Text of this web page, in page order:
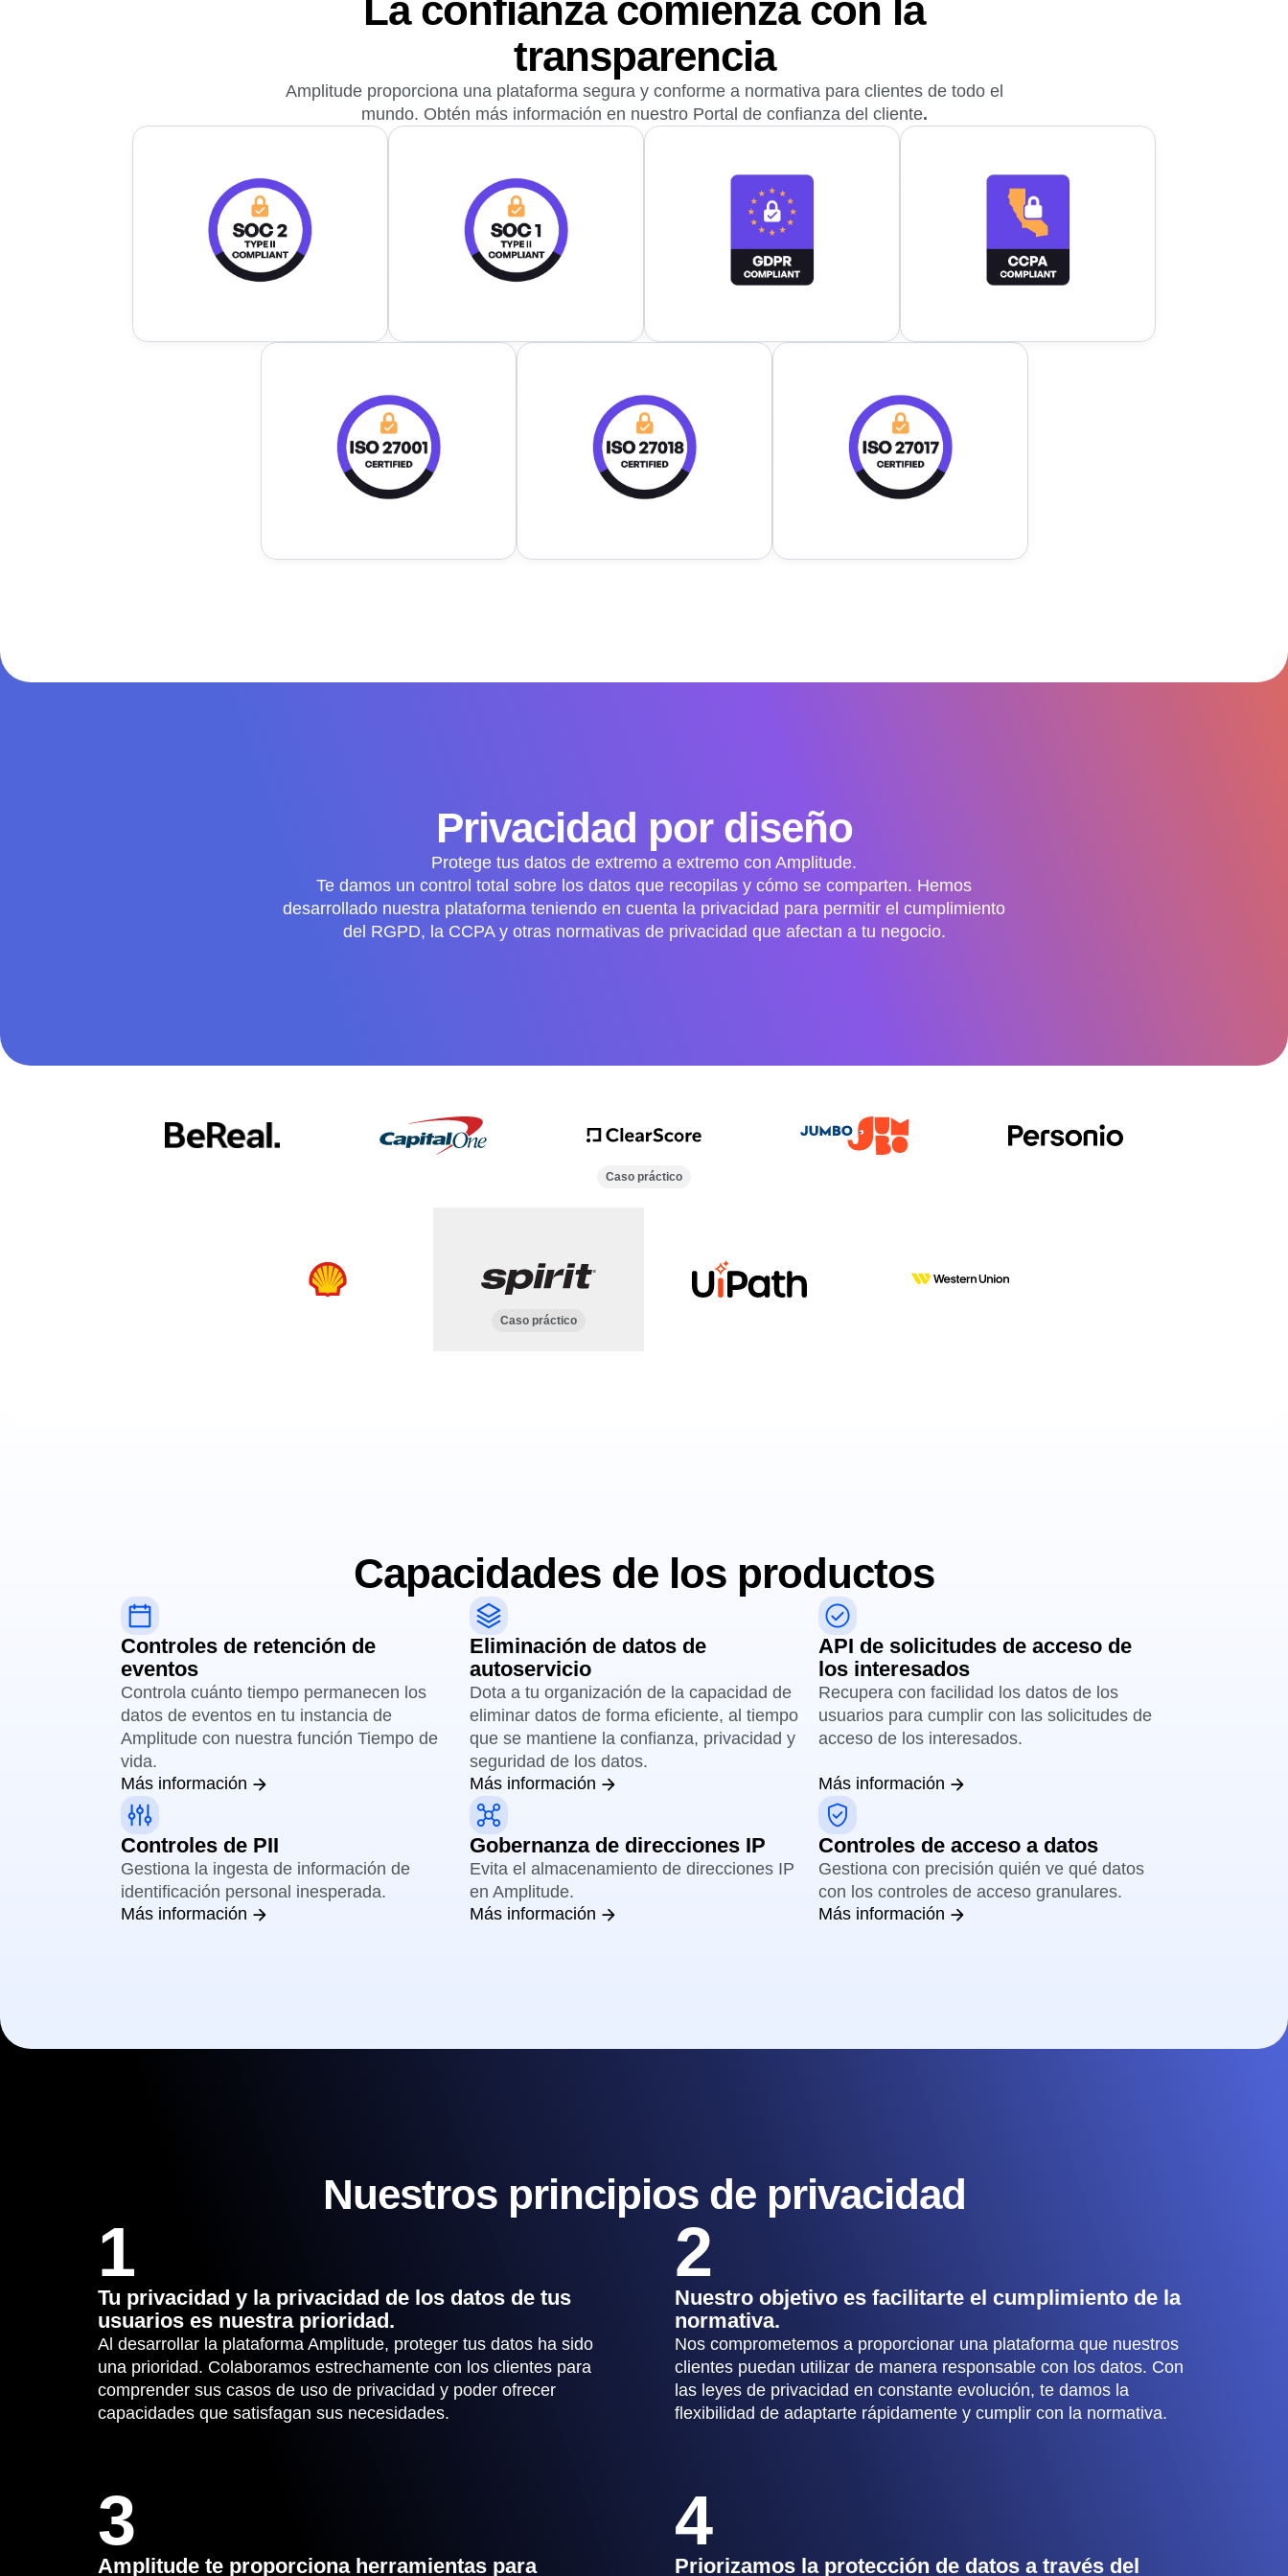
La confianza comienza con la
transparencia
Amplitude proporciona una plataforma segura y conforme a normativa para clientes de todo el
mundo. Obtén más información en nuestro Portal de confianza del cliente.
Privacidad por diseño
Protege tus datos de extremo a extremo con Amplitude.
Te damos un control total sobre los datos que recopilas y cómo se comparten. Hemos
desarrollado nuestra plataforma teniendo en cuenta la privacidad para permitir el cumplimiento
del RGPD, la CCPA y otras normativas de privacidad que afectan a tu negocio.
Caso práctico
Caso práctico
Capacidades de los productos
Controles de retención de
eventos
Controla cuánto tiempo permanecen los
datos de eventos en tu instancia de
Amplitude con nuestra función Tiempo de
vida.
Más información
Eliminación de datos de
autoservicio
Dota a tu organización de la capacidad de
eliminar datos de forma eficiente, al tiempo
que se mantiene la confianza, privacidad y
seguridad de los datos.
Más información
API de solicitudes de acceso de
los interesados
Recupera con facilidad los datos de los
usuarios para cumplir con las solicitudes de
acceso de los interesados.
Más información
Controles de PII
Gestiona la ingesta de información de
identificación personal inesperada.
Más información
Gobernanza de direcciones IP
Evita el almacenamiento de direcciones IP
en Amplitude.
Más información
Controles de acceso a datos
Gestiona con precisión quién ve qué datos
con los controles de acceso granulares.
Más información
Nuestros principios de privacidad
1
Tu privacidad y la privacidad de los datos de tus
usuarios es nuestra prioridad.
Al desarrollar la plataforma Amplitude, proteger tus datos ha sido
una prioridad. Colaboramos estrechamente con los clientes para
comprender sus casos de uso de privacidad y poder ofrecer
capacidades que satisfagan sus necesidades.
2
Nuestro objetivo es facilitarte el cumplimiento de la
normativa.
Nos comprometemos a proporcionar una plataforma que nuestros
clientes puedan utilizar de manera responsable con los datos. Con
las leyes de privacidad en constante evolución, te damos la
flexibilidad de adaptarte rápidamente y cumplir con la normativa.
3
Amplitude te proporciona herramientas para
4
Priorizamos la protección de datos a través del